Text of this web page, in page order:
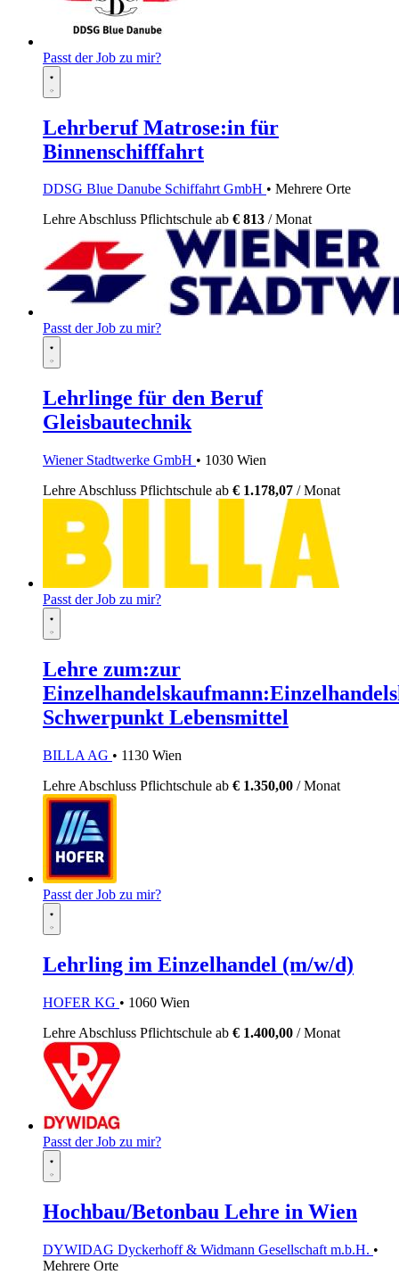
Passt der Job zu mir?
Lehrberuf Matrose:in für
Binnenschifffahrt
DDSG Blue Danube Schiffahrt GmbH • Mehrere Orte
LehreAbschluss Pflichtschule ab € 813 / Monat
Passt der Job zu mir?
Lehrlinge für den Beruf
Gleisbautechnik
Wiener Stadtwerke GmbH • 1030 Wien
Lehre Abschluss Pflichtschule ab € 1.178,07 / Monat
Passt der Job zu mir?
Lehre zum:zur
Schwerpunkt Lebensmittel
BILLA AG • 1130 Wien
Lehre Abschluss Pflichtschule ab € 1.350,00 / Monat
Passt der Job zu mir?
Lehrling im Einzelhandel (m/w/d)
HOFER KG • 1060 Wien
Lehre Abschluss Pflichtschule ab € 1.400,00 / Monat
Passt der Job zu mir?
Hochbau/Betonbau Lehre in Wien
DYWIDAG Dyckerhoff & Widmann Gesellschaft m.b.H. •
Mehrere Orte